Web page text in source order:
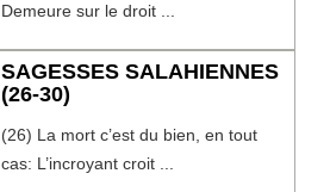
Demeure sur le droit ...
SAGESSES SALAHIENNES
(26-30)
(26) La mort c’est du bien, en tout
cas: L’incroyant croit ...